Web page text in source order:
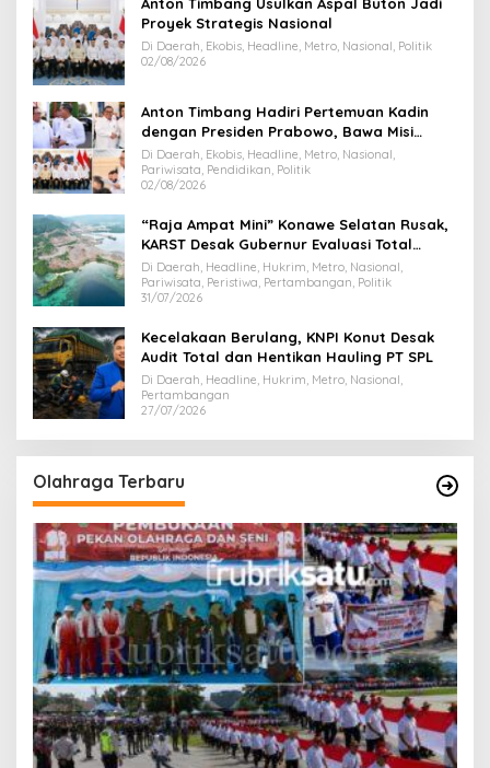
Proyek Strategis Nasional
Di Daerah, Ekobis, Headline, Metro, Nasional, Politik
02/08/2026
Anton Timbang Hadiri Pertemuan Kadin
dengan Presiden Prabowo, Bawa Misi
Majukan Ekonomi Sultra
Di Daerah, Ekobis, Headline, Metro, Nasional,
Pariwisata, Pendidikan, Politik
02/08/2026
“Raja Ampat Mini” Konawe Selatan Rusak,
KARST Desak Gubernur Evaluasi Total
Dispar Sultra
Di Daerah, Headline, Hukrim, Metro, Nasional,
Pariwisata, Peristiwa, Pertambangan, Politik
31/07/2026
Kecelakaan Berulang, KNPI Konut Desak
Audit Total dan Hentikan Hauling PT SPL
Di Daerah, Headline, Hukrim, Metro, Nasional,
Pertambangan
27/07/2026
Olahraga Terbaru